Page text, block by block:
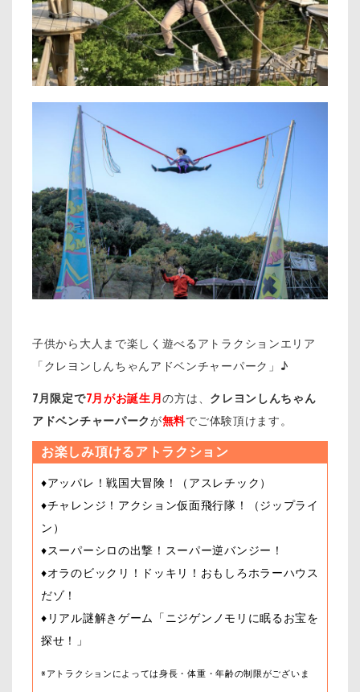
子供から大人まで楽しく遊べるアトラクションエリア
「クレヨンしんちゃんアドベンチャーパーク」♪
7月限定で7月がお誕生月の方は、 クレヨンしんちゃん
アドベンチャーパークが無料でご体験頂けます。
お楽しみ頂けるアトラクション
♦アッパレ！戦国大冒険！（アスレチック）
♦チャレンジ！アクション仮面飛行隊！（ジップライ
ン）
♦スーパーシロの出撃！スーパー逆バンジー！
♦オラのビックリ！ドッキリ！おもしろホラーハウス
だゾ！
♦リアル謎解きゲーム
「ニジゲンノモリに眠るお宝を
探せ！」
※アトラクションによっては身長・体重・年齢の制限がございま